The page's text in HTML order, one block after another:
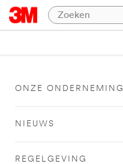
ONZE ONDERNEMING
NIEUWS
REGELGEVING